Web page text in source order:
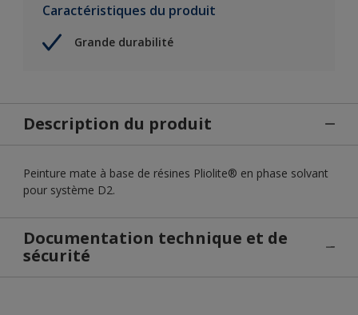
Caractéristiques du produit
Grande durabilité
Description du produit
Peinture mate à base de résines Pliolite® en phase solvant
pour système D2.
Documentation technique et de
sécurité